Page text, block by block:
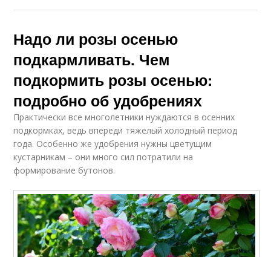
Надо ли розы осенью
подкармливать. Чем
подкормить розы осенью:
подробно об удобрениях
Практически все многолетники нуждаются в осенних
подкормках, ведь впереди тяжелый холодный период
года. Особенно же удобрения нужны цветущим
кустарникам – они много сил потратили на
формирование бутонов.